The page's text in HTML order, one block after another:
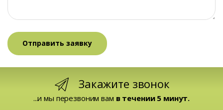
Закажите звонок
...и мы перезвоним вам в течении 5 минут.